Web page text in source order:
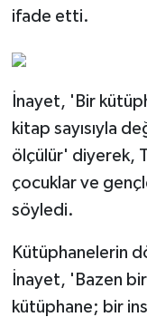
ifade etti.
İnayet, 'Bir
kitap sayısıyla
ölçülür' diyerek,
çocuklar ve
söyledi.
Kütüphanelerin
İnayet, 'Bazen
kütüphane; bir